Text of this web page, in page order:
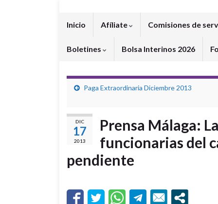
Inicio Afíliate Comisiones de
Boletines Bolsa Interinos 2026
Paga Extraordinaria Diciembre 2013
DIC
17
2013
Prensa Málaga:
funcionarias del
pendiente